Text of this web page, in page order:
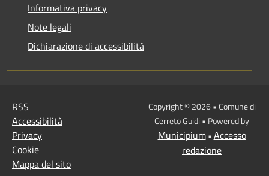
Informativa privacy
Note legali
Dichiarazione di accessibilità
RSS
Accessibilità
Privacy
Cookie
Mappa del sito
Copyright © 2026 • Comune di
Cerreto Guidi • Powered by
Municipium• Accesso
redazione